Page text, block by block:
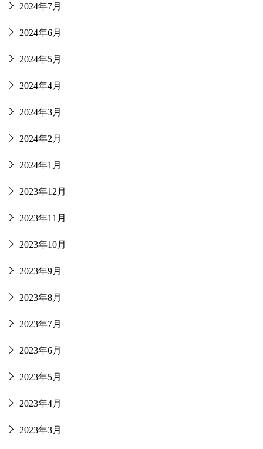
2024年7月
2024年6月
2024年5月
2024年4月
2024年3月
2024年2月
2024年1月
2023年12月
2023年11月
2023年10月
2023年9月
2023年8月
2023年7月
2023年6月
2023年5月
2023年4月
2023年3月